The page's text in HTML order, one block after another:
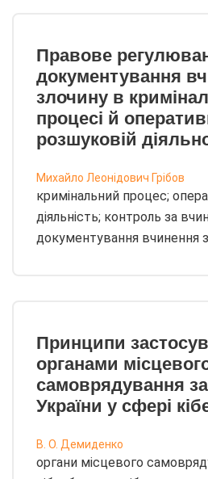
Правове
документування
злочину в
процесі й
розшуковій
Михайло Леонідович Грібов
кримінальний процес;
діяльність; контроль за
документування вчинення
Принципи
органами
самоврядування
України у сфері
В. О. Демиденко
органи місцевого